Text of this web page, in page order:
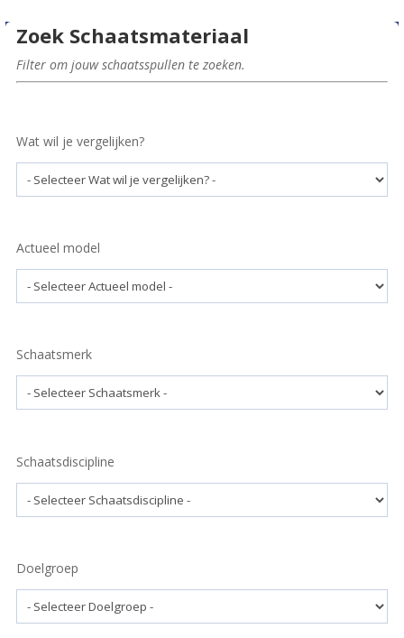
Zoek Schaatsmateriaal
Filter om jouw schaatsspullen te zoeken.
Wat wil je vergelijken?
Actueel model
Schaatsmerk
Schaatsdiscipline
Doelgroep